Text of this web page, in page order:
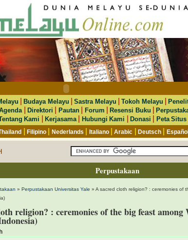
|Budaya Melayu |Sastra Melayu |Tokoh Melayu |
|Direktori Pautan| Forum |Resensi Buku |
Kami |Kerjasama Hubungi Kami Donasi Peta Situs
|Filipino Nederlands Italiano|Arabic Deutsch| Español
Perpustakaan
» Perpustakaan Universitas Yale » A sacred cloth religion? : ceremonies of
religion? : ceremonies of the big feast among